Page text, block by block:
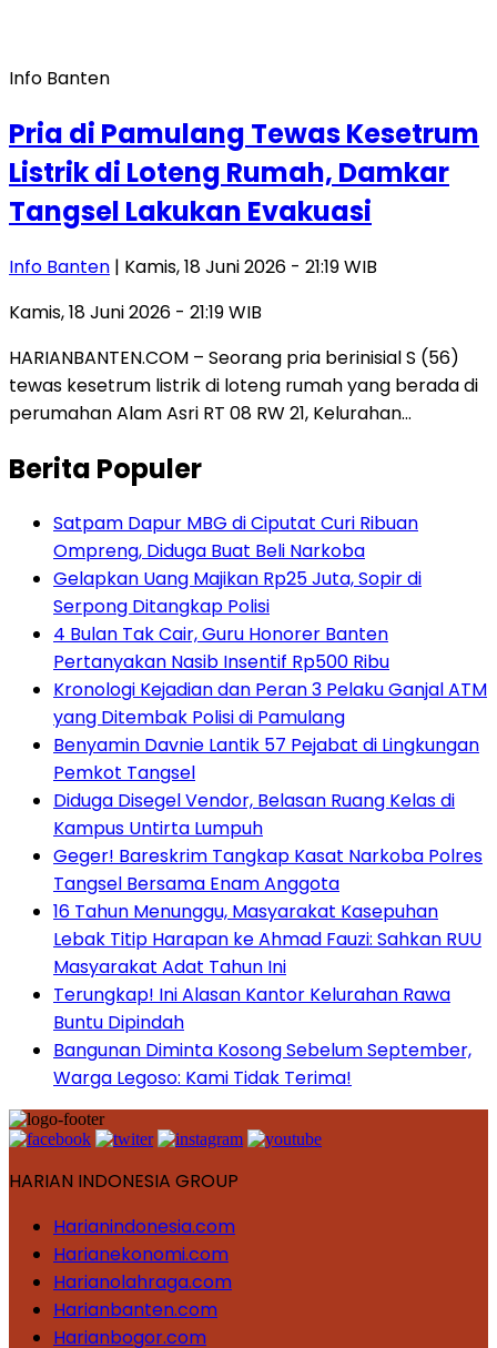
Info Banten
Pria di Pamulang Tewas Kesetrum
Listrik di Loteng Rumah, Damkar
Tangsel Lakukan Evakuasi
Info Banten | Kamis, 18 Juni 2026 - 21:19 WIB
Kamis, 18 Juni 2026 - 21:19 WIB
HARIANBANTEN.COM – Seorang pria berinisial S (56)
tewas kesetrum listrik di loteng rumah yang berada di
perumahan Alam Asri RT 08 RW 21, Kelurahan…
Berita Populer
Satpam Dapur MBG di Ciputat Curi Ribuan
Ompreng, Diduga Buat Beli Narkoba
Gelapkan Uang Majikan Rp25 Juta, Sopir di
Serpong Ditangkap Polisi
4 Bulan Tak Cair, Guru Honorer Banten
Pertanyakan Nasib Insentif Rp500 Ribu
Kronologi Kejadian dan Peran 3 Pelaku Ganjal ATM
yang Ditembak Polisi di Pamulang
Benyamin Davnie Lantik 57 Pejabat di Lingkungan
Pemkot Tangsel
Diduga Disegel Vendor, Belasan Ruang Kelas di
Kampus Untirta Lumpuh
Geger! Bareskrim Tangkap Kasat Narkoba Polres
Tangsel Bersama Enam Anggota
16 Tahun Menunggu, Masyarakat Kasepuhan
Lebak Titip Harapan ke Ahmad Fauzi: Sahkan RUU
Masyarakat Adat Tahun Ini
Terungkap! Ini Alasan Kantor Kelurahan Rawa
Buntu Dipindah
Bangunan Diminta Kosong Sebelum September,
Warga Legoso: Kami Tidak Terima!
HARIAN INDONESIA GROUP
Harianindonesia.com
Harianekonomi.com
Harianolahraga.com
Harianbanten.com
Harianbogor.com